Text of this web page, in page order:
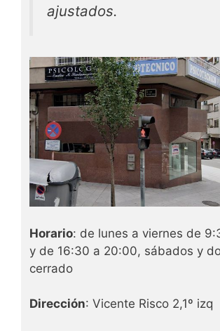
ajustados.
Horario: de lunes a viernes de
y de 16:30 a 20:00, sábados y
cerrado
Dirección: Vicente Risco 2,1º izq